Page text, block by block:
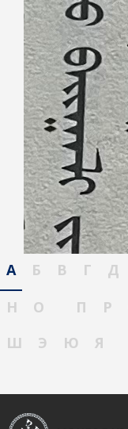
А Б В Г Д
Н
О П Р
Ш
Э Ю Я